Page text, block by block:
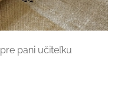
pani učiteľku